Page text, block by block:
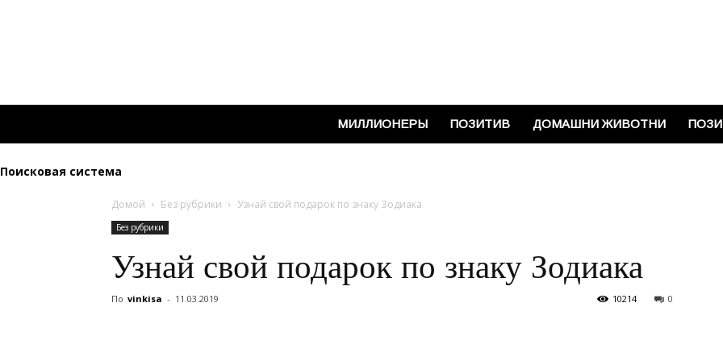
Vinkisa
МИЛЛИОНЕРЫ ПОЗИТИВ ДОМАШНИ ЖИВОТНИ
Поисковая система
Домой Без рубрики Узнай свой подарок по знаку Зодиака
Без рубрики
Узнай свой подарок по знаку Зодиака
По vinkisa - 11.03.2019 0
10214